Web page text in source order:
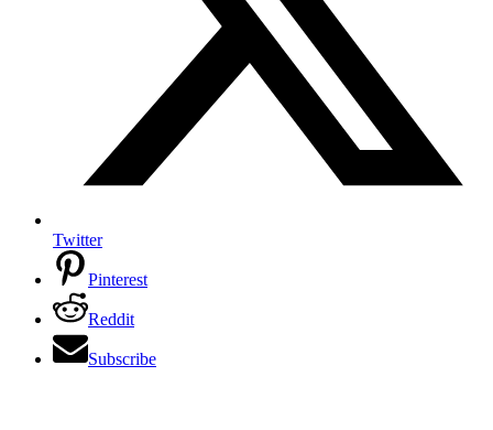
Twitter
Pinterest
Reddit
Subscribe